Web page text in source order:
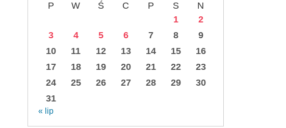
P W Ś C P S
N
1
2
3
4 5 6 7 8
9
10
11 12 13 14 15
16
17
18 19 20 21 22
23
24
25 26 27 28 29
30
31
« lip